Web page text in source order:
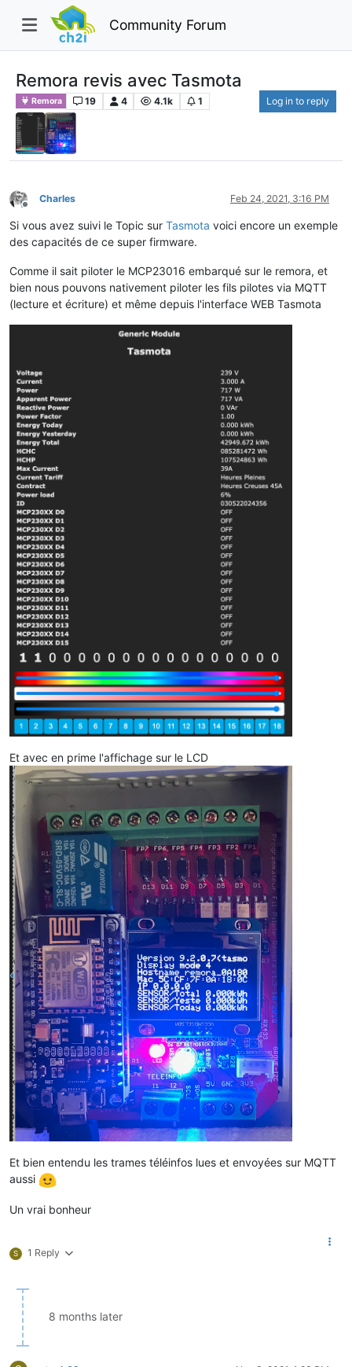
Community Forum
Remora revis avec Tasmota
Remora 19 4 4.1k 1 Log in to reply
Offline
Charles Feb 24, 2021, 3:16 PM
Si vous avez suivi le Topic sur Tasmota voici encore un exemple
des capacités de ce super firmware.
Comme il sait piloter le MCP23016 embarqué sur le remora, et
bien nous pouvons nativement piloter les fils pilotes via MQTT
(lecture et écriture) et même depuis l'interface WEB Tasmota
Et avec en prime l'affichage sur le LCD
Et bien entendu les trames téléinfos lues et envoyées sur MQTT
aussi
Un vrai bonheur
S 1 Reply
8 months later